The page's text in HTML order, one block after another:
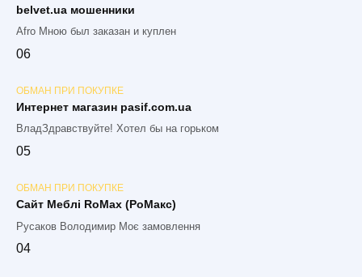
belvet.ua мошенники
Afro Мною был заказан и куплен
06
ОБМАН ПРИ ПОКУПКЕ
Интернет магазин pasif.com.ua
ВладЗдравствуйте! Хотел бы на горьком
05
ОБМАН ПРИ ПОКУПКЕ
Сайт Меблі RoMax (РоМакс)
Русаков Володимир Моє замовлення
04